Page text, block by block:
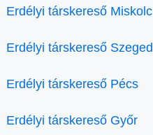
Erdélyi társkereső Miskolc
Erdélyi társkereső Szeged
Erdélyi társkereső Pécs
Erdélyi társkereső Győr